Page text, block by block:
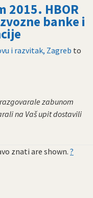
2015. HBOR
banke i
i razvitak, Zagreb to
zabunom
na Vaš upit dostavili
znati are shown. ?